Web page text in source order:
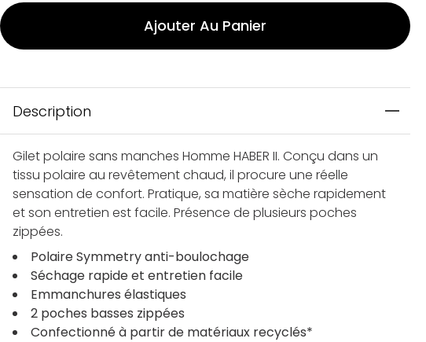
Ajouter Au Panier
Description
Gilet polaire sans manches Homme HABER II. Conçu dans un
tissu polaire au revêtement chaud, il procure une réelle
sensation de confort. Pratique, sa matière sèche rapidement
et son entretien est facile. Présence de plusieurs poches
zippées.
Polaire Symmetry anti-boulochage
Séchage rapide et entretien facile
Emmanchures élastiques
2 poches basses zippées
Confectionné à partir de matériaux recyclés*